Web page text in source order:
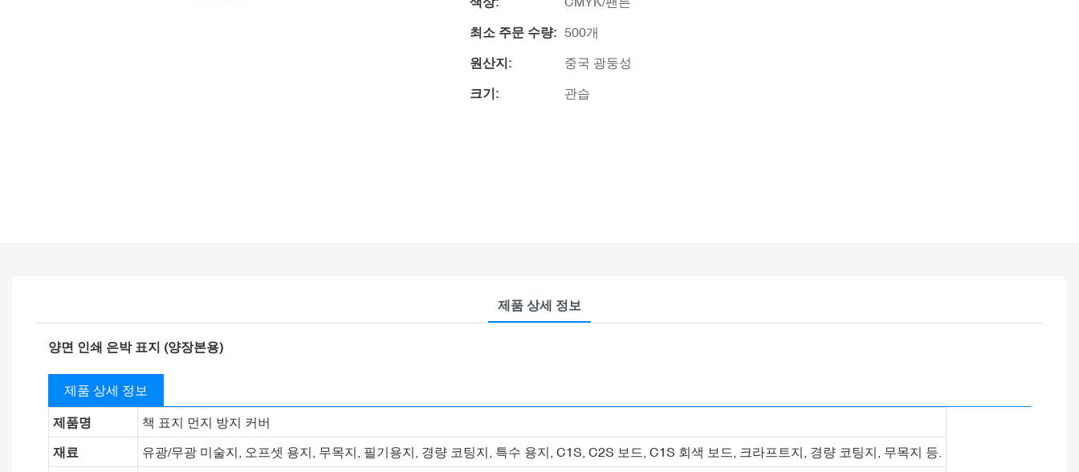
최소 주문 수량: 500개
원산지: 중국 광둥성
크기: 관습
제품 상세 정보
양면 인쇄 은박 표지 (양장본용)
제품 상세 정보
제품명 책 표지 먼지 방지 커버
재료 유광/무광 미술지, 오프셋 용지, 무목지, 필기용지, 경량 코팅지, 특수 용지, C1S, C2S 보드, C1S 회색 보드, 크라프트지, 경량 코팅지, 무목지 등.